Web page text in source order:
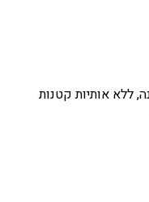
החל מ-50 ש״ח למנה, ללא אותיות קטנות